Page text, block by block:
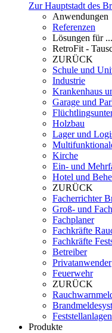
Zur Hauptstadt des
Anwendungen
Referenzen
Lösungen für ...
RetroFit -
ZURÜCK
Schule und
Industrie
Krankenhaus
Garage und
Holzbau
Lager und
Kirche
Ein- und
Hotel und
ZURÜCK
Facherrichter
Groß- und
Fachplaner
Fachkräfte
Fachkräfte
Betreiber
Privatanwender
Feuerwehr
ZURÜCK
Feststellanlagen
Produkte